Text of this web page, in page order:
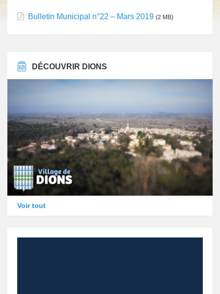
Bulletin Municipal n°22 – Mars 2019 (2 MB)
DÉCOUVRIR DIONS
Voir tout